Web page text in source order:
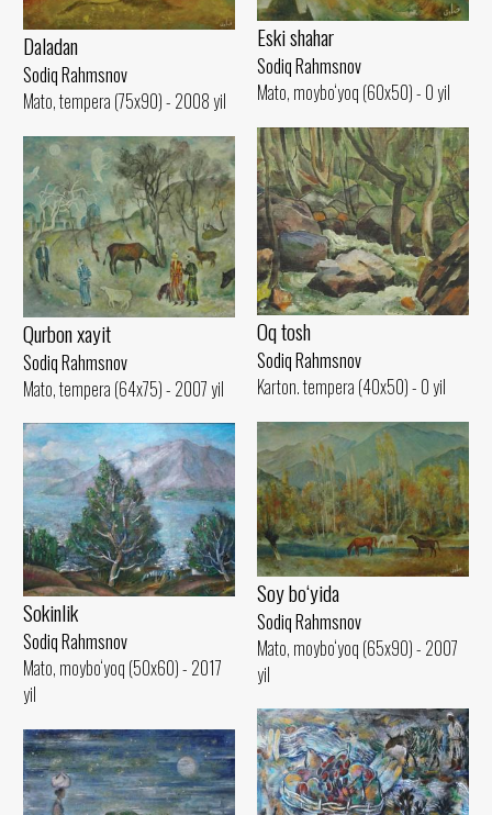
Eski shahar
Sodiq Rahmsnov
Mato, moybo‘yoq (60x50) - 0 yil
Daladan
Sodiq Rahmsnov
Mato, tempera (75x90) - 2008 yil
Oq tosh
Sodiq Rahmsnov
Karton. tempera (40x50) - 0 yil
Qurbon xayit
Sodiq Rahmsnov
Mato, tempera (64x75) - 2007 yil
Soy bo‘yida
Sodiq Rahmsnov
Mato, moybo‘yoq (65x90) - 2007
yil
Sokinlik
Sodiq Rahmsnov
Mato, moybo‘yoq (50x60) - 2017
yil